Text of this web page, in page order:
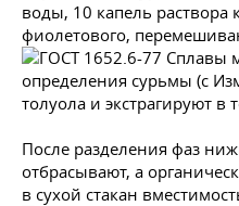
воды, 10 капель раствора
фиолетового,
толуола и экстрагируют в
После разделения фаз
отбрасывают, а
в сухой стакан